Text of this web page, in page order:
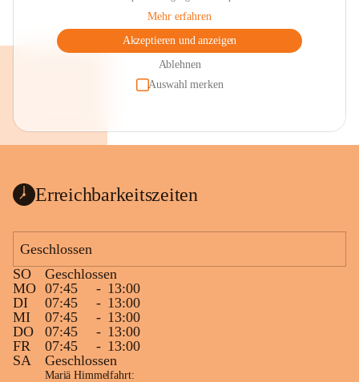
Mehr erfahren
Akzeptieren und anzeigen
Ablehnen
Auswahl merken
Erreichbarkeitszeiten
Geschlossen
SO
Geschlossen
MO 07:45 - 13:00
DI
07:45 - 13:00
MI
07:45 - 13:00
DO
07:45 - 13:00
FR
07:45 - 13:00
SA
Geschlossen
Mariä Himmelfahrt: